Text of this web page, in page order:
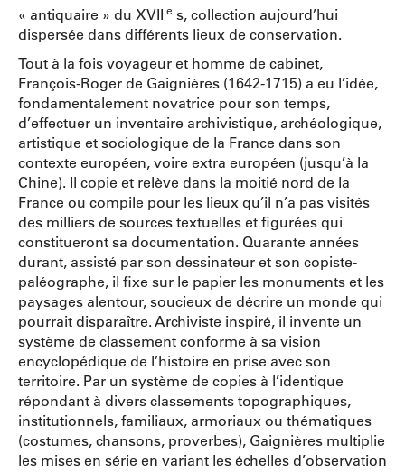
« antiquaire » du XVII e s, collection aujourd’hui
dispersée dans différents lieux de conservation.
Tout à la fois voyageur et homme de cabinet,
François-Roger de Gaignières (1642-1715) a eu l’idée,
fondamentalement novatrice pour son temps,
d’effectuer un inventaire archivistique, archéologique,
artistique et sociologique de la France dans son
contexte européen, voire extra européen (jusqu’à la
Chine). Il copie et relève dans la moitié nord de la
France ou compile pour les lieux qu’il n’a pas visités
des milliers de sources textuelles et figurées qui
constitueront sa documentation. Quarante années
durant, assisté par son dessinateur et son copiste-
paléographe, il fixe sur le papier les monuments et les
paysages alentour, soucieux de décrire un monde qui
pourrait disparaître. Archiviste inspiré, il invente un
système de classement conforme à sa vision
encyclopédique de l’histoire en prise avec son
territoire. Par un système de copies à l’identique
répondant à divers classements topographiques,
institutionnels, familiaux, armoriaux ou thématiques
(costumes, chansons, proverbes), Gaignières multiplie
les mises en série en variant les échelles d’observation